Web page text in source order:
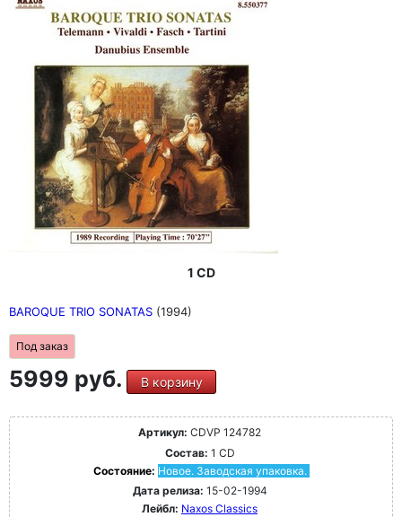
1 CD
BAROQUE TRIO SONATAS (1994)
Под заказ
5999 руб. В корзину
Артикул: CDVP 124782
Состав: 1 CD
Состояние: Новое. Заводская упаковка.
Дата релиза: 15-02-1994
Лейбл: Naxos Classics